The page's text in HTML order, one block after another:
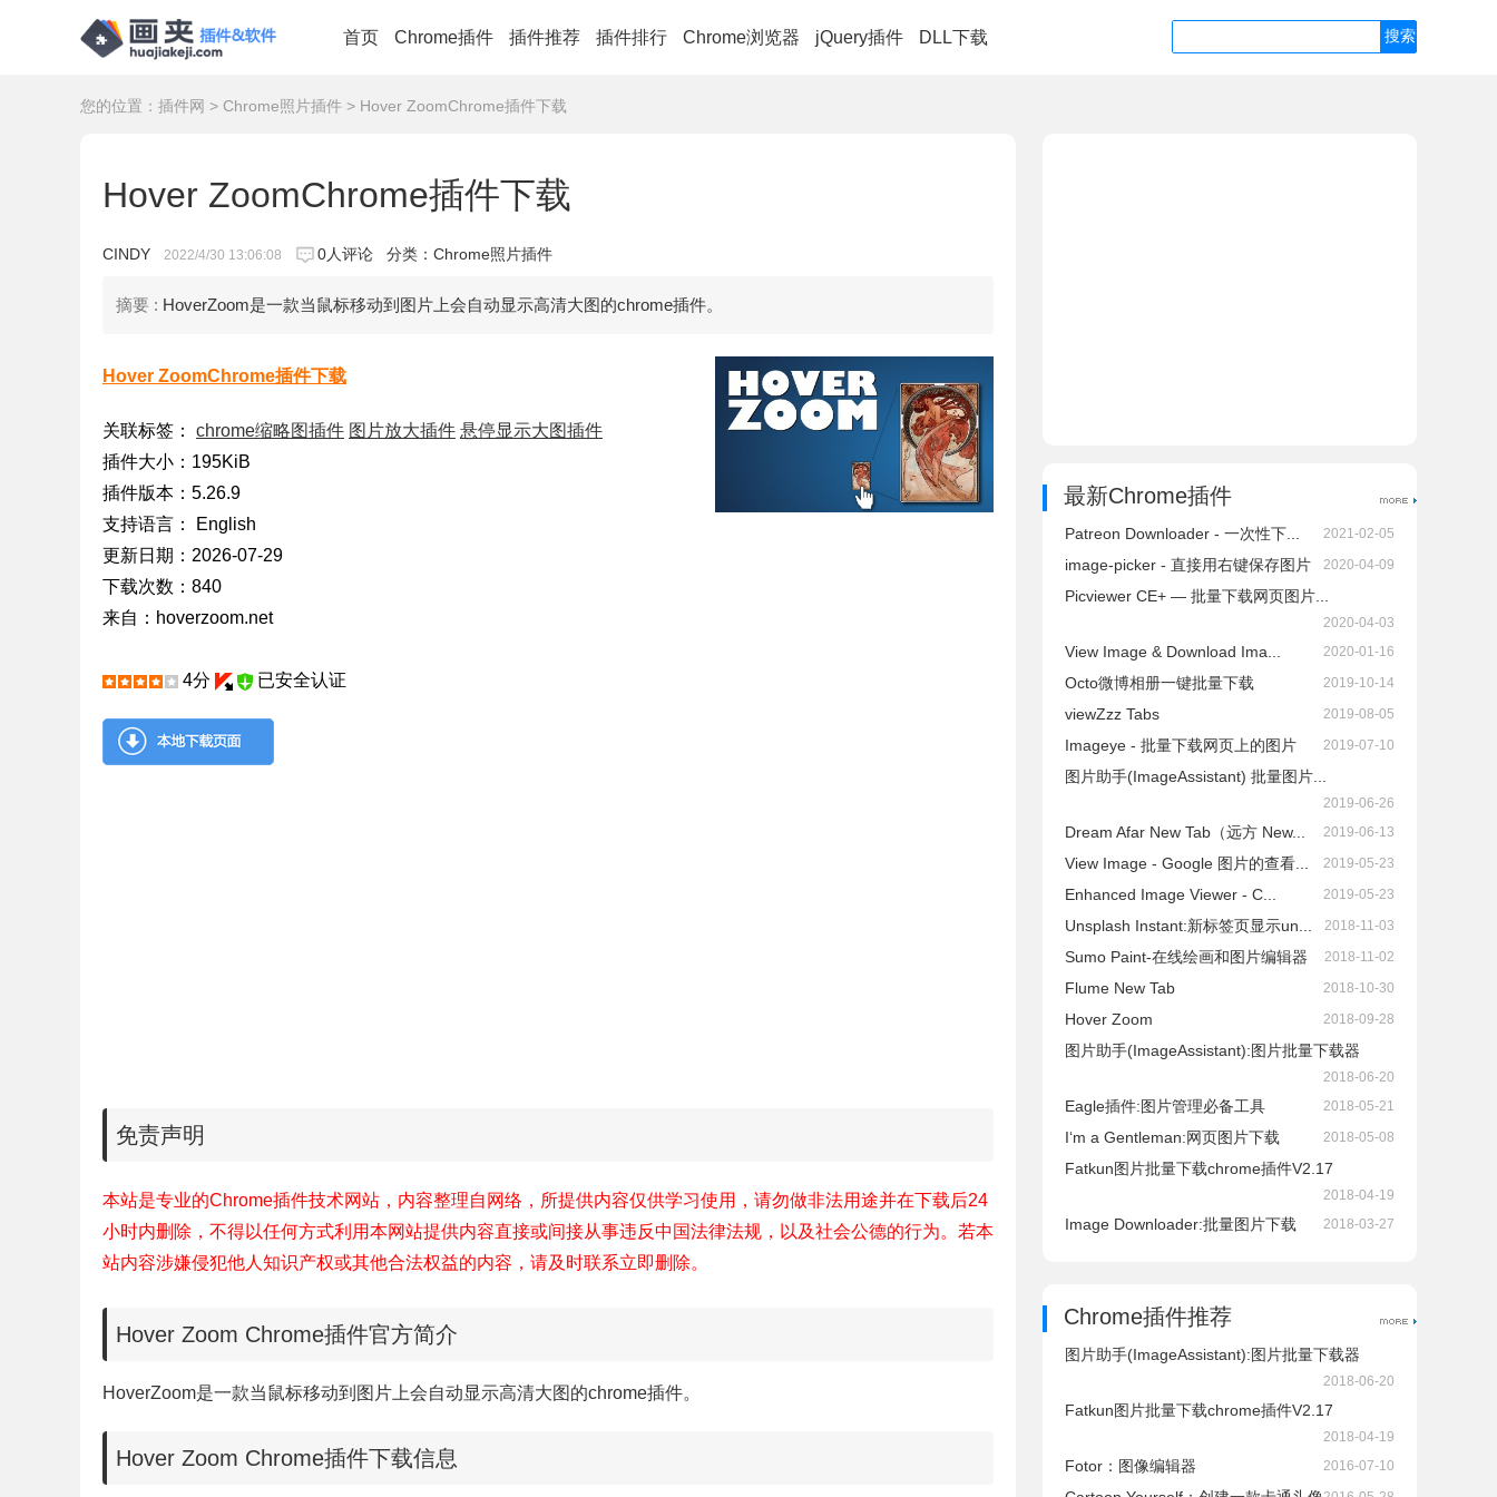
首页 Chrome插件 插件推荐 插件排行 Chrome浏览器 jQuery插件 DLL下载
您的位置： 插件网 > Chrome照片插件 > Hover ZoomChrome插件下载
Hover ZoomChrome插件下载
CINDY 2022/4/30 13:06:08 0人评论 分类： Chrome照片插件
摘要 : HoverZoom是一款当鼠标移动到图片上会自动显示高清大图的chrome插件。
Hover ZoomChrome插件下载
关联标签： chrome缩略图插件 图片放大插件 悬停显示大图插件
插件大小：195KiB
插件版本：5.26.9
支持语言： English
更新日期：2026-07-29
下载次数：840
来自：hoverzoom.net
4分 已安全认证
免责声明
本站是专业的Chrome插件技术网站，内容整理自网络，所提供内容仅供学习使用，请勿做非法用途并在下载后24
小时内删除，不得以任何方式利用本网站提供内容直接或间接从事违反中国法律法规，以及社会公德的行为。若本
站内容涉嫌侵犯他人知识产权或其他合法权益的内容，请及时联系立即删除。
Hover Zoom Chrome插件官方简介
HoverZoom是一款当鼠标移动到图片上会自动显示高清大图的chrome插件。
Hover Zoom Chrome插件下载信息
最新Chrome插件
Patreon Downloader - 一次性下... 2021-02-05
image-picker - 直接用右键保存图片 2020-04-09
Picviewer CE+ — 批量下载网页图片...
2020-04-03
View Image & Download Ima... 2020-01-16
Octo微博相册一键批量下载 2019-10-14
viewZzz Tabs 2019-08-05
Imageye - 批量下载网页上的图片 2019-07-10
图片助手(ImageAssistant) 批量图片...
2019-06-26
Dream Afar New Tab（远方 New... 2019-06-13
View Image - Google 图片的查看... 2019-05-23
Enhanced Image Viewer - C... 2019-05-23
Unsplash Instant:新标签页显示un... 2018-11-03
Sumo Paint-在线绘画和图片编辑器 2018-11-02
Flume New Tab 2018-10-30
Hover Zoom 2018-09-28
图片助手(ImageAssistant):图片批量下载器
2018-06-20
Eagle插件:图片管理必备工具 2018-05-21
I‘m a Gentleman:网页图片下载 2018-05-08
Fatkun图片批量下载chrome插件V2.17
2018-04-19
Image Downloader:批量图片下载 2018-03-27
Chrome插件推荐
图片助手(ImageAssistant):图片批量下载器
2018-06-20
Fatkun图片批量下载chrome插件V2.17
2018-04-19
Fotor：图像编辑器 2016-07-10